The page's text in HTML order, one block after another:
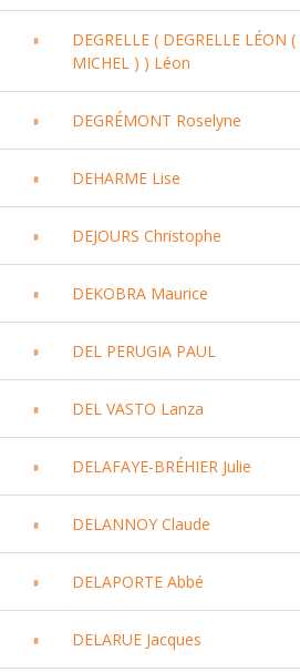
DEGRELLE ( DEGRELLE LÉON (
MICHEL ) ) Léon
DEGRÉMONT Roselyne
DEHARME Lise
DEJOURS Christophe
DEKOBRA Maurice
DEL PERUGIA PAUL
DEL VASTO Lanza
DELAFAYE-BRÉHIER Julie
DELANNOY Claude
DELAPORTE Abbé
DELARUE Jacques